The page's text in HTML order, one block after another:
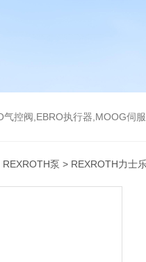
控阀,EBRO执行器,MOOG伺
REXROTH泵 > REXROTH力士